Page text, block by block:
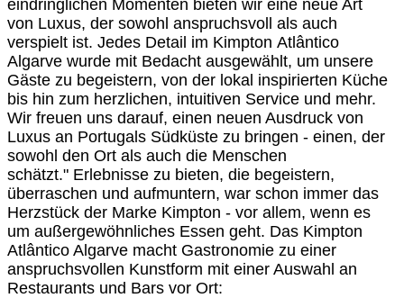
eindringlichen Momenten bieten wir eine neue Art
von Luxus, der sowohl anspruchsvoll als auch
verspielt ist. Jedes Detail im Kimpton Atlântico
Algarve wurde mit Bedacht ausgewählt, um unsere
Gäste zu begeistern, von der lokal inspirierten Küche
bis hin zum herzlichen, intuitiven Service und mehr.
Wir freuen uns darauf, einen neuen Ausdruck von
Luxus an Portugals Südküste zu bringen - einen, der
sowohl den Ort als auch die Menschen
schätzt." Erlebnisse zu bieten, die begeistern,
überraschen und aufmuntern, war schon immer das
Herzstück der Marke Kimpton - vor allem, wenn es
um außergewöhnliches Essen geht. Das Kimpton
Atlântico Algarve macht Gastronomie zu einer
anspruchsvollen Kunstform mit einer Auswahl an
Restaurants und Bars vor Ort: